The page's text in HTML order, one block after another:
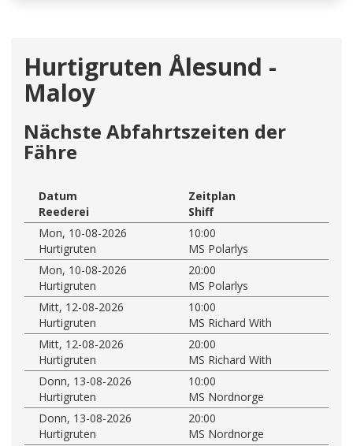
Hurtigruten Ålesund -
Maloy
Nächste Abfahrtszeiten der
Fähre
Datum
Zeitplan
Reederei
Shiff
Mon, 10-08-2026
10:00
Hurtigruten
MS Polarlys
Mon, 10-08-2026
20:00
Hurtigruten
MS Polarlys
Mitt, 12-08-2026
10:00
Hurtigruten
MS Richard With
Mitt, 12-08-2026
20:00
Hurtigruten
MS Richard With
Donn, 13-08-2026
10:00
Hurtigruten
MS Nordnorge
Donn, 13-08-2026
20:00
Hurtigruten
MS Nordnorge